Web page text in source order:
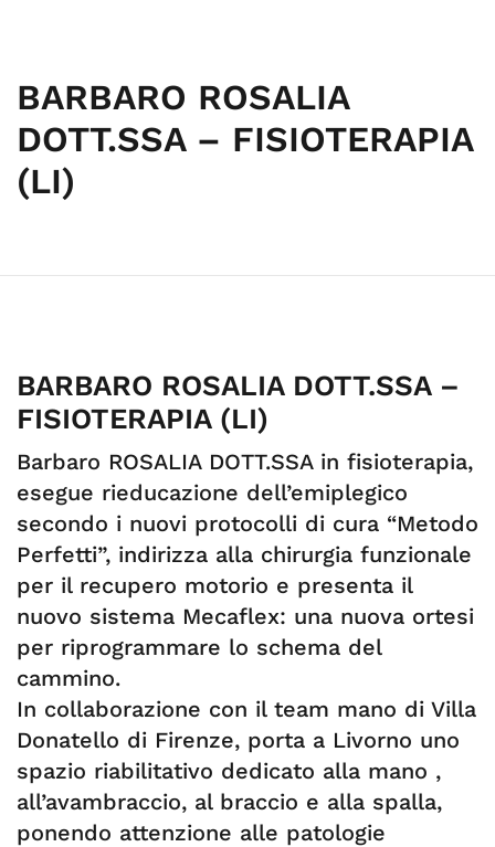
BARBARO ROSALIA
DOTT.SSA – FISIOTERAPIA
(LI)
BARBARO ROSALIA DOTT.SSA –
FISIOTERAPIA (LI)
Barbaro ROSALIA DOTT.SSA in fisioterapia,
esegue rieducazione dell’emiplegico
secondo i nuovi protocolli di cura “Metodo
Perfetti”, indirizza alla chirurgia funzionale
per il recupero motorio e presenta il
nuovo sistema Mecaflex: una nuova ortesi
per riprogrammare lo schema del
cammino.
In collaborazione con il team mano di Villa
Donatello di Firenze, porta a Livorno uno
spazio riabilitativo dedicato alla mano ,
all’avambraccio, al braccio e alla spalla,
ponendo attenzione alle patologie